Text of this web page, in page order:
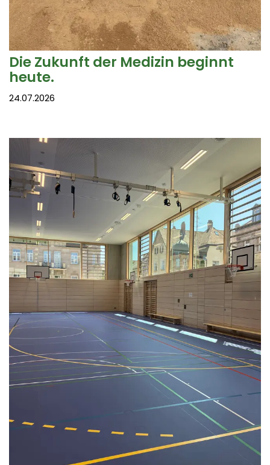
Die Zukunft der Medizin beginnt
heute.
24.07.2026